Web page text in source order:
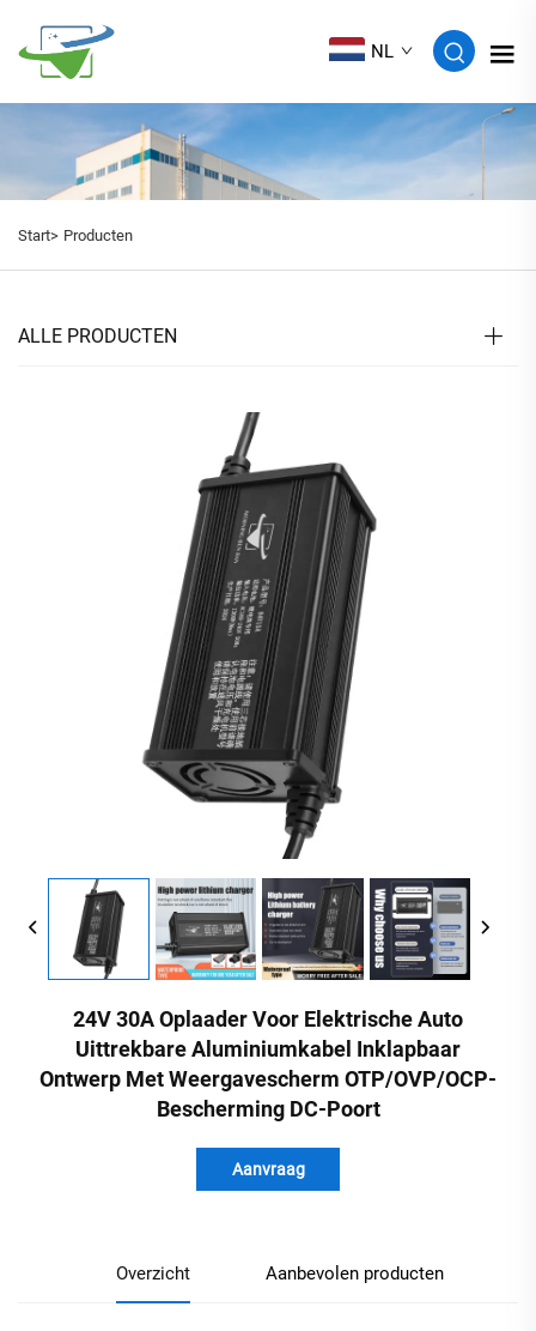
NL
Start> Producten
ALLE PRODUCTEN
24V 30A Oplaader Voor Elektrische Auto
Uittrekbare Aluminiumkabel Inklapbaar
Ontwerp Met Weergavescherm OTP/OVP/OCP-
Bescherming DC-Poort
Aanvraag
Overzicht Aanbevolen producten